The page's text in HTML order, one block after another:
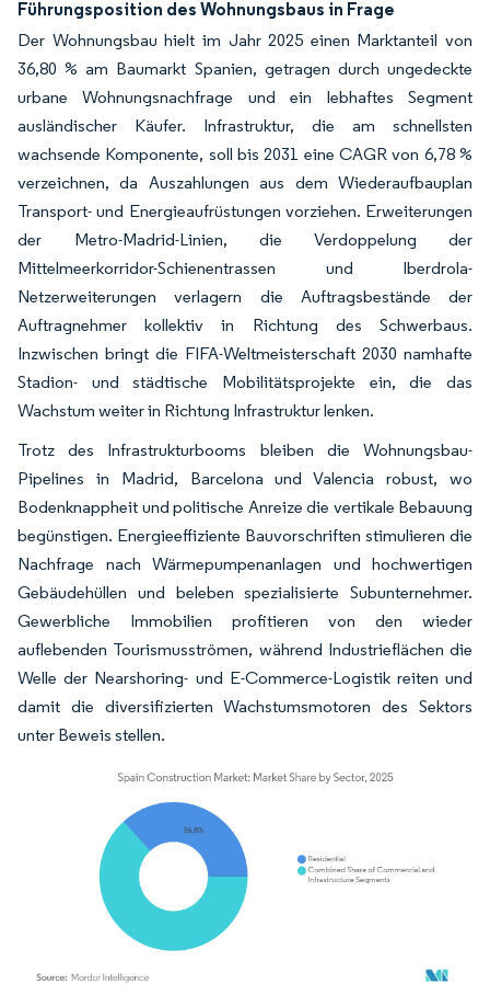
Führungsposition des Wohnungsbaus in Frage
Der Wohnungsbau hielt im Jahr 2025 einen Marktanteil von
36,80 % am Baumarkt Spanien, getragen durch ungedeckte
urbane Wohnungsnachfrage und ein lebhaftes Segment
ausländischer Käufer. Infrastruktur, die am schnellsten
wachsende Komponente, soll bis 2031 eine CAGR von 6,78 %
verzeichnen, da Auszahlungen aus dem Wiederaufbauplan
Transport- und Energieaufrüstungen vorziehen. Erweiterungen
der Metro-Madrid-Linien, die Verdoppelung der
Mittelmeerkorridor-Schienentrassen und Iberdrola-
Netzerweiterungen verlagern die Auftragsbestände der
Auftragnehmer kollektiv in Richtung des Schwerbaus.
Inzwischen bringt die FIFA-Weltmeisterschaft 2030 namhafte
Stadion- und städtische Mobilitätsprojekte ein, die das
Wachstum weiter in Richtung Infrastruktur lenken.
Trotz des Infrastrukturbooms bleiben die Wohnungsbau-
Pipelines in Madrid, Barcelona und Valencia robust, wo
Bodenknappheit und politische Anreize die vertikale Bebauung
begünstigen. Energieeffiziente Bauvorschriften stimulieren die
Nachfrage nach Wärmepumpenanlagen und hochwertigen
Gebäudehüllen und beleben spezialisierte Subunternehmer.
Gewerbliche Immobilien profitieren von den wieder
auflebenden Tourismusströmen, während Industrieflächen die
Welle der Nearshoring- und E-Commerce-Logistik reiten und
damit die diversifizierten Wachstumsmotoren des Sektors
unter Beweis stellen.